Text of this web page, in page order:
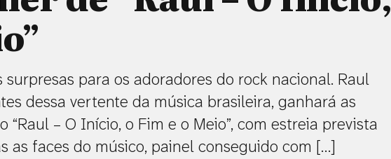
para os adoradores do rock nacional. Raul
dessa vertente da música brasileira, ganhará as
– O Início, o Fim e o Meio”, com estreia prevista
as faces do músico, painel conseguido com […]